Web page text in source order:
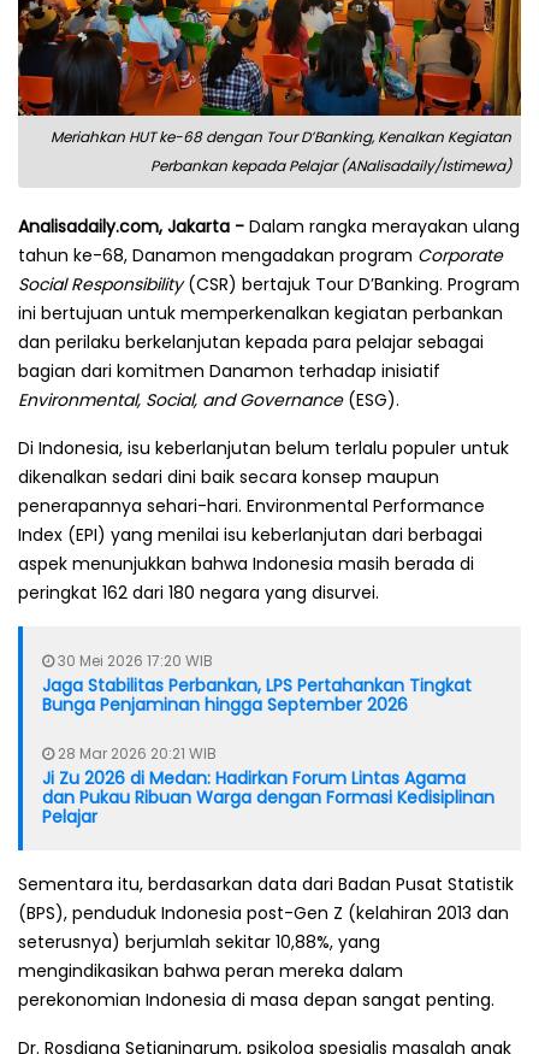
Meriahkan HUT ke-68 dengan Tour D’Banking, Kenalkan Kegiatan
Perbankan kepada Pelajar (ANalisadaily/Istimewa)
Analisadaily.com, Jakarta - Dalam rangka merayakan ulang
tahun ke-68, Danamon mengadakan program Corporate
Social Responsibility(CSR) bertajuk Tour D’Banking. Program
ini bertujuan untuk memperkenalkan kegiatan perbankan
dan perilaku berkelanjutan kepada para pelajar sebagai
bagian dari komitmen Danamon terhadap inisiatif
Environmental, Social, and Governance(ESG).
Di Indonesia, isu keberlanjutan belum terlalu populer untuk
dikenalkan sedari dini baik secara konsep maupun
penerapannya sehari-hari. Environmental Performance
Index (EPI) yang menilai isu keberlanjutan dari berbagai
aspek menunjukkan bahwa Indonesia masih berada di
peringkat 162 dari 180 negara yang disurvei.
30 Mei 2026 17:20 WIB
Jaga Stabilitas Perbankan, LPS Pertahankan Tingkat
Bunga Penjaminan hingga September 2026
28 Mar 2026 20:21 WIB
Ji Zu 2026 di Medan: Hadirkan Forum Lintas Agama
dan Pukau Ribuan Warga dengan Formasi Kedisiplinan
Pelajar
Sementara itu, berdasarkan data dari Badan Pusat Statistik
(BPS), penduduk Indonesia post-Gen Z (kelahiran 2013 dan
seterusnya) berjumlah sekitar 10,88%, yang
mengindikasikan bahwa peran mereka dalam
perekonomian Indonesia di masa depan sangat penting.
Dr. Rosdiana Setianingrum, psikolog spesialis masalah anak